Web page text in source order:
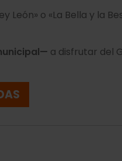
León» o «La Bella y la
a disfrutar del